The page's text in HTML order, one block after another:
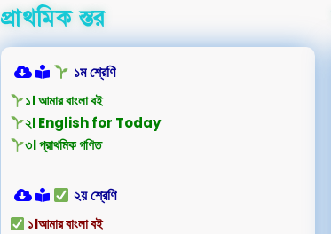
প্রাথমিক স্তর
১ম শ্রেণি
১। আমার বাংলা বই
২। English for Today
৩। প্রাথমিক গণিত
২য় শ্রেণি
১।আমার বাংলা বই